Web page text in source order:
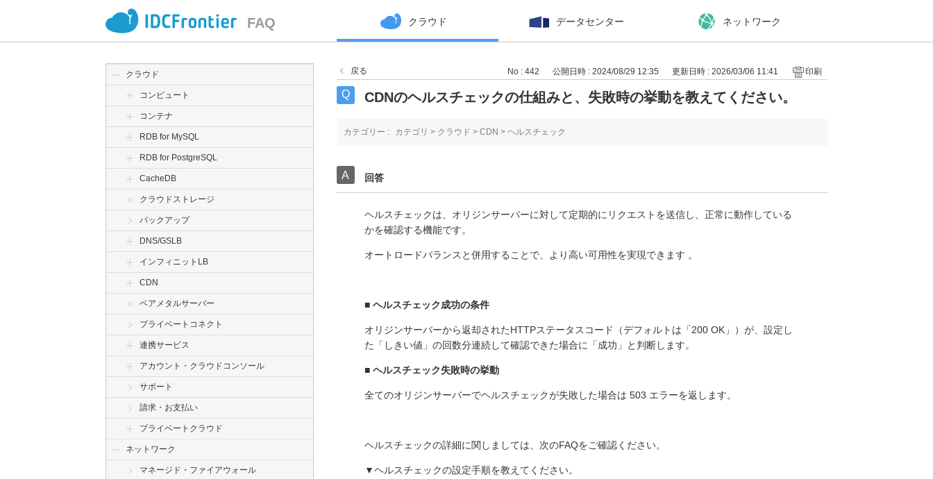
FAQ クラウド データセンター ネットワーク
クラウド
コンピュート
コンテナ
RDB for MySQL
RDB for PostgreSQL
CacheDB
クラウドストレージ
バックアップ
DNS/GSLB
インフィニットLB
CDN
ベアメタルサーバー
プライベートコネクト
連携サービス
アカウント・クラウドコンソール
サポート
請求・お支払い
プライベートクラウド
ネットワーク
マネージド・ファイアウォール
戻る No : 442 公開日時 : 2024/08/29 12:35 更新日時 : 2026/03/06 11:41 印刷
CDNのヘルスチェックの仕組みと、失敗時の挙動を教えてください。
カテゴリー : カテゴリ > クラウド > CDN > ヘルスチェック
回答
ヘルスチェックは、オリジンサーバーに対して定期的にリクエストを送信し、正常に動作している
かを確認する機能です。
オートロードバランスと併用することで、より高い可用性を実現できます 。
■ ヘルスチェック成功の条件
オリジンサーバーから返却されたHTTPステータスコード（デフォルトは「200 OK」）が、設定し
た「しきい値」の回数分連続して確認できた場合に「成功」と判断します。
■ ヘルスチェック失敗時の挙動
全てのオリジンサーバーでヘルスチェックが失敗した場合は 503 エラーを返します。
ヘルスチェックの詳細に関しましては、次のFAQをご確認ください。
▼ヘルスチェックの設定手順を教えてください。